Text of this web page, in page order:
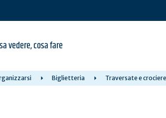
vedere, cosa fare
Biglietteria Traversate e crociere